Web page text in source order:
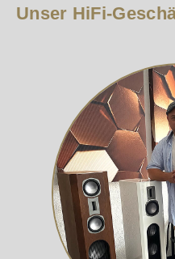
Unser HiFi-